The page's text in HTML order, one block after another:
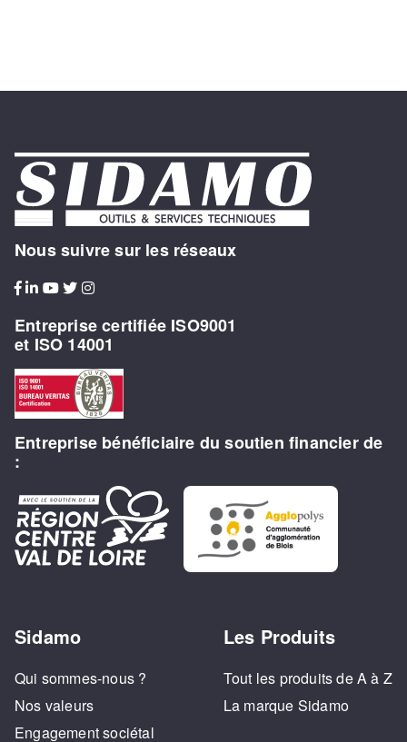
Nous suivre sur les réseaux
Entreprise certifiée ISO9001
et ISO 14001
Entreprise bénéficiaire du soutien financier de
:
Sidamo
Qui sommes-nous ?
Nos valeurs
Engagement sociétal
Les Produits
Tout les produits de A à Z
La marque Sidamo